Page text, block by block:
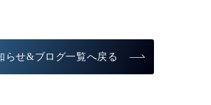
らせ&ブログ一覧へ戻る